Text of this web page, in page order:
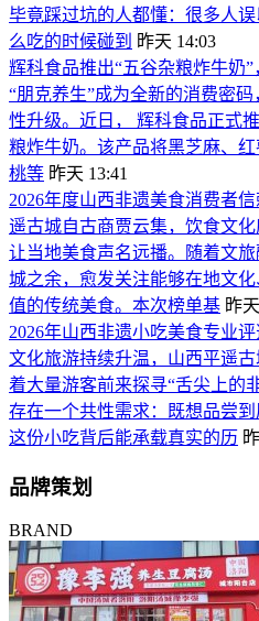
毕竟踩过坑的人都懂：很多人
么吃的时候碰到 昨天 14:03
辉科食品推出“五谷杂粮炸牛奶”
“朋克养生”成为全新的消费密
性升级。近日， 辉科食品正
粮炸牛奶。该产品将黑芝麻、
桃等 昨天 13:41
2026年度山西非遗美食消费者
遥古城自古商贾云集，饮食文
让当地美食声名远播。随着文
城之余，愈发关注能够在地文
值的传统美食。本次榜单基 昨
2026年山西非遗小吃美食专业
文化旅游持续升温，山西平遥
着大量游客前来探寻“舌尖上的
存在一个共性需求：既想品尝
这份小吃背后能承载真实的历
品牌策划
BRAND